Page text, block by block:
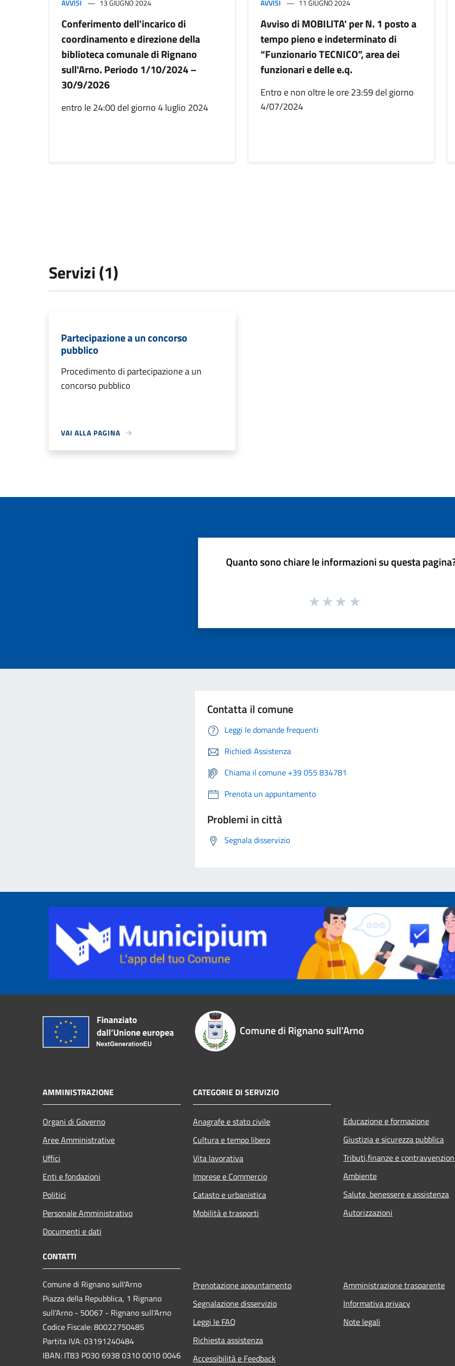
AVVISI 13 GIUGNO 2024
Conferimento dell'incarico di
coordinamento e direzione della
biblioteca comunale di Rignano
sull'Arno. Periodo 1/10/2024 –
30/9/2026
entro le 24:00 del giorno 4 luglio 2024
AVVISI 11 GIUGNO 2024
Avviso di MOBILITA' per N. 1 posto a
tempo pieno e indeterminato di
“Funzionario TECNICO”, area dei
funzionari e delle e.q.
Entro e non oltre le ore 23:59 del giorno
4/07/2024
Servizi (1)
Partecipazione a un concorso
pubblico
Procedimento di partecipazione a un
concorso pubblico
VAI ALLA PAGINA
Quanto sono chiare le informazioni su questa
Contatta il comune
Leggi le domande frequenti
Richiedi Assistenza
Chiama il comune +39 055 834781
Prenota un appuntamento
Problemi in città
Segnala disservizio
Comune di Rignano sull'Arno
AMMINISTRAZIONE
Organi di Governo
Aree Amministrative
Uffici
Enti e fondazioni
Politici
Personale Amministrativo
Documenti e dati
CATEGORIE DI SERVIZIO
Anagrafe e stato civile
Cultura e tempo libero
Vita lavorativa
Imprese e Commercio
Catasto e urbanistica
Mobilità e trasporti
Educazione e formazione
Giustizia e sicurezza pubblica
Tributi,finanze e
Ambiente
Salute, benessere e assistenza
Autorizzazioni
CONTATTI
Comune di Rignano sull'Arno
Piazza della Repubblica, 1 Rignano
sull'Arno - 50067 - Rignano sull'Arno
Codice Fiscale: 80022750485
Partita IVA: 03191240484
IBAN: IT83 P030 6938 0310 0010 0046
Prenotazione appuntamento
Segnalazione disservizio
Leggi le FAQ
Richiesta assistenza
Accessibilità e Feedback
Amministrazione trasparente
Informativa privacy
Note legali